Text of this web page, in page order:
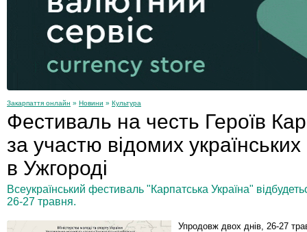
Закарпаття онлайн » Новини » Культура
Фестиваль на честь Героїв
за участю відомих українських
в Ужгороді
Всеукраїнський фестиваль "Карпатська Україна"
26-27 травня.
Упродовж двох днів, 26-27